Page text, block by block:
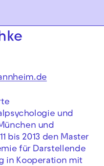
Zum Footer springen
und
und
bis 2013 den Master
für Darstellende
in Kooperation mit